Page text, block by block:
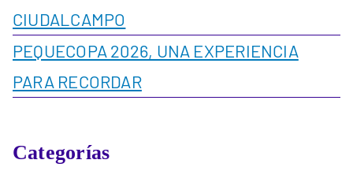
CIUDALCAMPO
PEQUECOPA 2026, UNA EXPERIENCIA
PARA RECORDAR
Categorías